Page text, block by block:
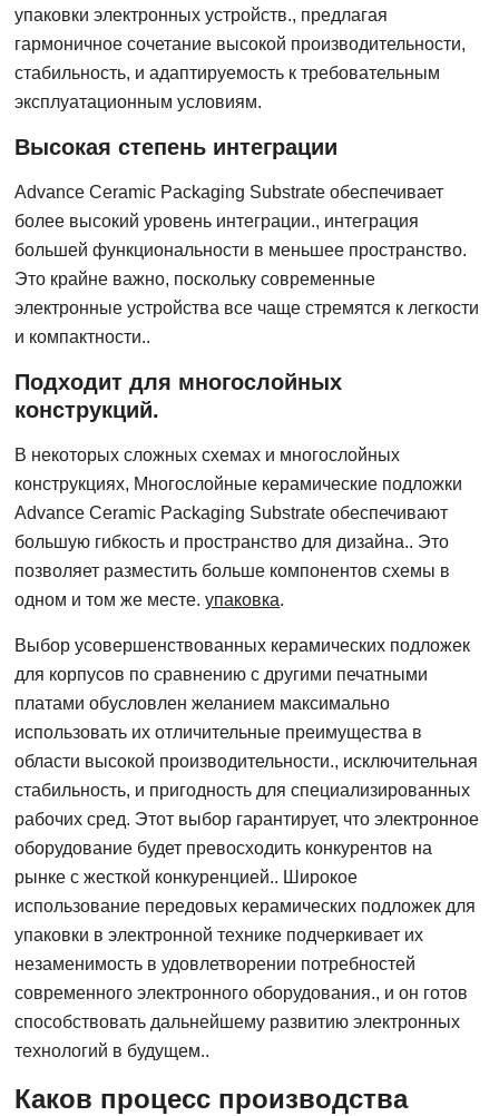
упаковки электронных устройств., предлагая
гармоничное сочетание высокой производительности,
стабильность, и адаптируемость к требовательным
эксплуатационным условиям.
Высокая степень интеграции
Advance Ceramic Packaging Substrate обеспечивает
более высокий уровень интеграции., интеграция
большей функциональности в меньшее пространство.
Это крайне важно, поскольку современные
электронные устройства все чаще стремятся к легкости
и компактности..
Подходит для многослойных
конструкций.
В некоторых сложных схемах и многослойных
конструкциях, Многослойные керамические подложки
Advance Ceramic Packaging Substrate обеспечивают
большую гибкость и пространство для дизайна.. Это
позволяет разместить больше компонентов схемы в
одном и том же месте.упаковка.
Выбор усовершенствованных керамических подложек
для корпусов по сравнению с другими печатными
платами обусловлен желанием максимально
использовать их отличительные преимущества в
области высокой производительности., исключительная
стабильность, и пригодность для специализированных
рабочих сред. Этот выбор гарантирует, что электронное
оборудование будет превосходить конкурентов на
рынке с жесткой конкуренцией.. Широкое
использование передовых керамических подложек для
упаковки в электронной технике подчеркивает их
незаменимость в удовлетворении потребностей
современного электронного оборудования., и он готов
способствовать дальнейшему развитию электронных
технологий в будущем..
Каков процесс производства